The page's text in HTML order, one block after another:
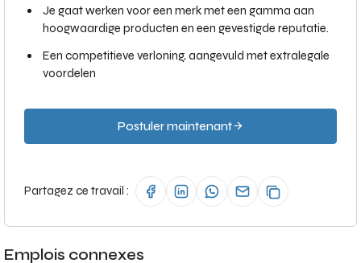
Je gaat werken voor een merk met een gamma aan
hoogwaardige producten en een gevestigde reputatie.
Een competitieve verloning, aangevuld met extralegale
voordelen
Postuler maintenant
Partagez ce travail :
Emplois connexes